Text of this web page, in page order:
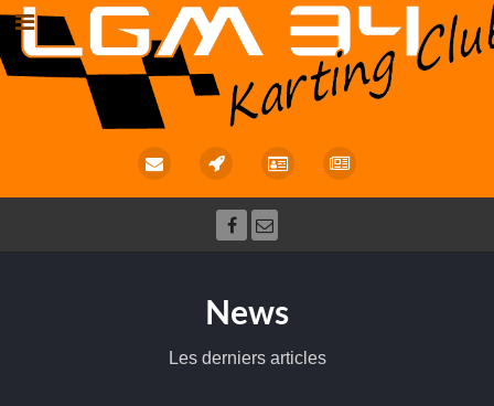
News
Les derniers articles